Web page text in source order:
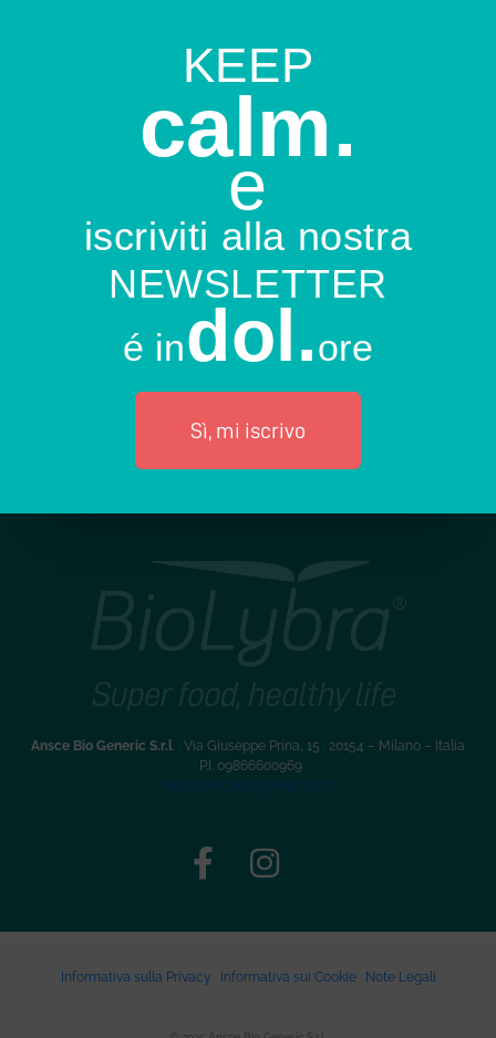
KEEP
calm.
e
iscriviti alla nostra
NEWSLETTER
é indol.ore
Sì, mi iscrivo
Ansce Bio Generic S.r.l. · Via Giuseppe Prina, 15 · 20154 – Milano – Italia
· P.I. 09866600969
info@anscebiogeneric.com
Informativa sulla Privacy Informativa sui Cookie· Note Legali